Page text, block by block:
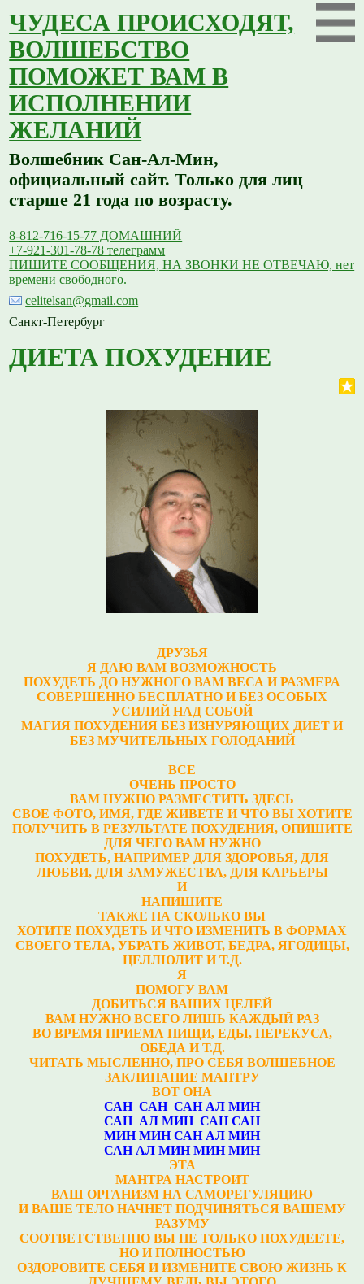
ЧУДЕСА ПРОИСХОДЯТ,
ВОЛШЕБСТВО
ПОМОЖЕТ ВАМ В
ИСПОЛНЕНИИ
ЖЕЛАНИЙ
Волшебник Сан-Ал-Мин,
официальный сайт. Только для лиц
старше 21 года по возрасту.
8-812-716-15-77 ДОМАШНИЙ
+7-921-301-78-78 телеграмм
ПИШИТЕ СООБЩЕНИЯ, НА ЗВОНКИ НЕ ОТВЕЧАЮ, нет
времени свободного.
celitelsan@gmail.com
Санкт-Петербург
ДИЕТА ПОХУДЕНИЕ
ДРУЗЬЯ
Я ДАЮ ВАМ ВОЗМОЖНОСТЬ
ПОХУДЕТЬ ДО НУЖНОГО ВАМ ВЕСА И РАЗМЕРА
СОВЕРШЕННО БЕСПЛАТНО И БЕЗ ОСОБЫХ
УСИЛИЙ НАД СОБОЙ
МАГИЯ ПОХУДЕНИЯ БЕЗ ИЗНУРЯЮЩИХ ДИЕТ И
БЕЗ МУЧИТЕЛЬНЫХ ГОЛОДАНИЙ
ВСЕ
ОЧЕНЬ ПРОСТО
ВАМ НУЖНО РАЗМЕСТИТЬ ЗДЕСЬ
СВОЕ ФОТО, ИМЯ, ГДЕ ЖИВЕТЕ И ЧТО ВЫ ХОТИТЕ
ПОЛУЧИТЬ В РЕЗУЛЬТАТЕ ПОХУДЕНИЯ, ОПИШИТЕ
ДЛЯ ЧЕГО ВАМ НУЖНО
ПОХУДЕТЬ, НАПРИМЕР ДЛЯ ЗДОРОВЬЯ, ДЛЯ
ЛЮБВИ, ДЛЯ ЗАМУЖЕСТВА, ДЛЯ КАРЬЕРЫ
И
НАПИШИТЕ
ТАКЖЕ НА СКОЛЬКО ВЫ
ХОТИТЕ ПОХУДЕТЬ И ЧТО ИЗМЕНИТЬ В ФОРМАХ
СВОЕГО ТЕЛА, УБРАТЬ ЖИВОТ, БЕДРА, ЯГОДИЦЫ,
ЦЕЛЛЮЛИТ И Т.Д.
Я
ПОМОГУ ВАМ
ДОБИТЬСЯ ВАШИХ ЦЕЛЕЙ
ВАМ НУЖНО ВСЕГО ЛИШЬ КАЖДЫЙ РАЗ
ВО ВРЕМЯ ПРИЕМА ПИЩИ, ЕДЫ, ПЕРЕКУСА,
ОБЕДА И Т.Д.
ЧИТАТЬ МЫСЛЕННО, ПРО СЕБЯ ВОЛШЕБНОЕ
ЗАКЛИНАНИЕ МАНТРУ
ВОТ ОНА
САН САН САН АЛ МИН
САН АЛ МИН САН САН
МИН МИН САН АЛ МИН
САН АЛ МИН МИН МИН
ЭТА
МАНТРА НАСТРОИТ
ВАШ ОРГАНИЗМ НА САМОРЕГУЛЯЦИЮ
И ВАШЕ ТЕЛО НАЧНЕТ ПОДЧИНЯТЬСЯ ВАШЕМУ
РАЗУМУ
СООТВЕТСТВЕННО ВЫ НЕ ТОЛЬКО ПОХУДЕЕТЕ,
НО И ПОЛНОСТЬЮ
ОЗДОРОВИТЕ СЕБЯ И ИЗМЕНИТЕ СВОЮ ЖИЗНЬ К